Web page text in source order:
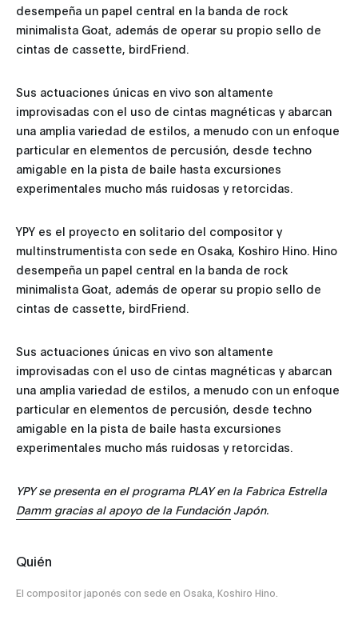
desempeña un papel central en la banda de rock
minimalista Goat, además de operar su propio sello de
cintas de cassette, birdFriend.
Sus actuaciones únicas en vivo son altamente
improvisadas con el uso de cintas magnéticas y abarcan
una amplia variedad de estilos, a menudo con un enfoque
particular en elementos de percusión, desde techno
amigable en la pista de baile hasta excursiones
experimentales mucho más ruidosas y retorcidas.
YPY es el proyecto en solitario del compositor y
multinstrumentista con sede en Osaka, Koshiro Hino. Hino
desempeña un papel central en la banda de rock
minimalista Goat, además de operar su propio sello de
cintas de cassette, birdFriend.
Sus actuaciones únicas en vivo son altamente
improvisadas con el uso de cintas magnéticas y abarcan
una amplia variedad de estilos, a menudo con un enfoque
particular en elementos de percusión, desde techno
amigable en la pista de baile hasta excursiones
experimentales mucho más ruidosas y retorcidas.
YPY se presenta en el programa PLAY en la Fabrica Estrella
Damm gracias al apoyo de la Fundación Japón.
Quién
El compositor japonés con sede en Osaka, Koshiro Hino.